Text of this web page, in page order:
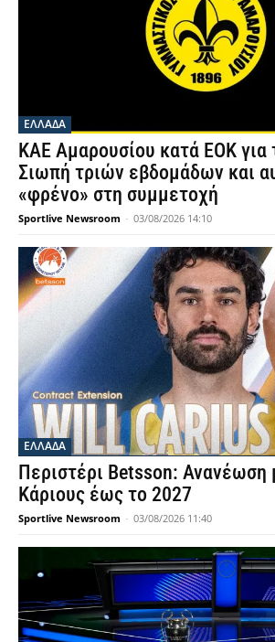
ΕΛΛΑΔΑ
ΚΑΕ Αμαρουσίου κατά ΕΟΚ για
Σιωπή τριών εβδομάδων και
«φρένο» στη συμμετοχή
Sportlive Newsroom - 03/08/2026 14:10
ΕΛΛΑΔΑ
Περιστέρι Betsson: Ανανέωση
Κάριους έως το 2027
Sportlive Newsroom - 03/08/2026 11:40